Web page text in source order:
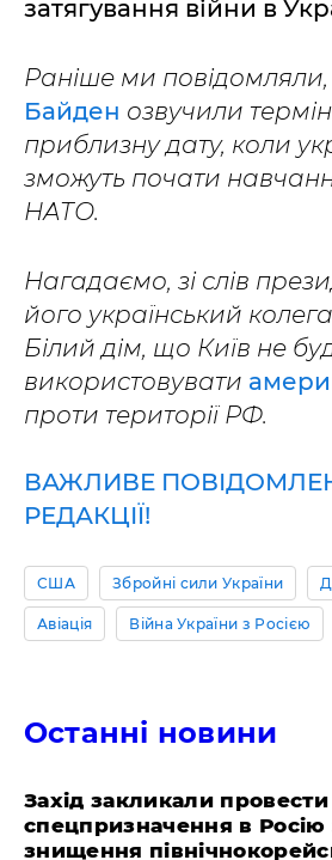
затягування війни в
Раніше ми
Байден озвучили
приблизну дату, коли
зможуть почати
НАТО.
Нагадаємо, зі слів
його український
Білий дім, що Київ не
використовувати
проти території РФ.
ВАЖЛИВЕ
РЕДАКЦІЇ!
США Збройні сили України
Авіація Війна України з Росією
Останні новини
​Захід закликали
спецпризначення в
знищення